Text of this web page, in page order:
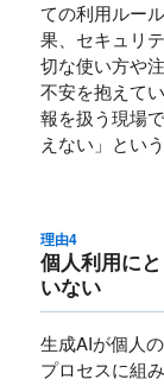
ての利用ルー
果、セキュリ
切な使い方や
不安を抱えて
報を扱う現場
えない」とい
理由4
個人利用に
いない
生成AIが個人
プロセスに組